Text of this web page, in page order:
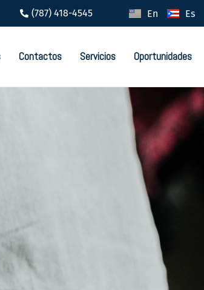
(787) 418-4545 En Es
Contactos Servicios Oportunidades